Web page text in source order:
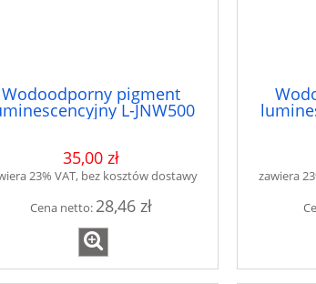
Wodoodporny pigment
L-JNW500
35,00 zł
23% VAT, bez kosztów dostawy
Cena netto: 28,46 zł
zawiera